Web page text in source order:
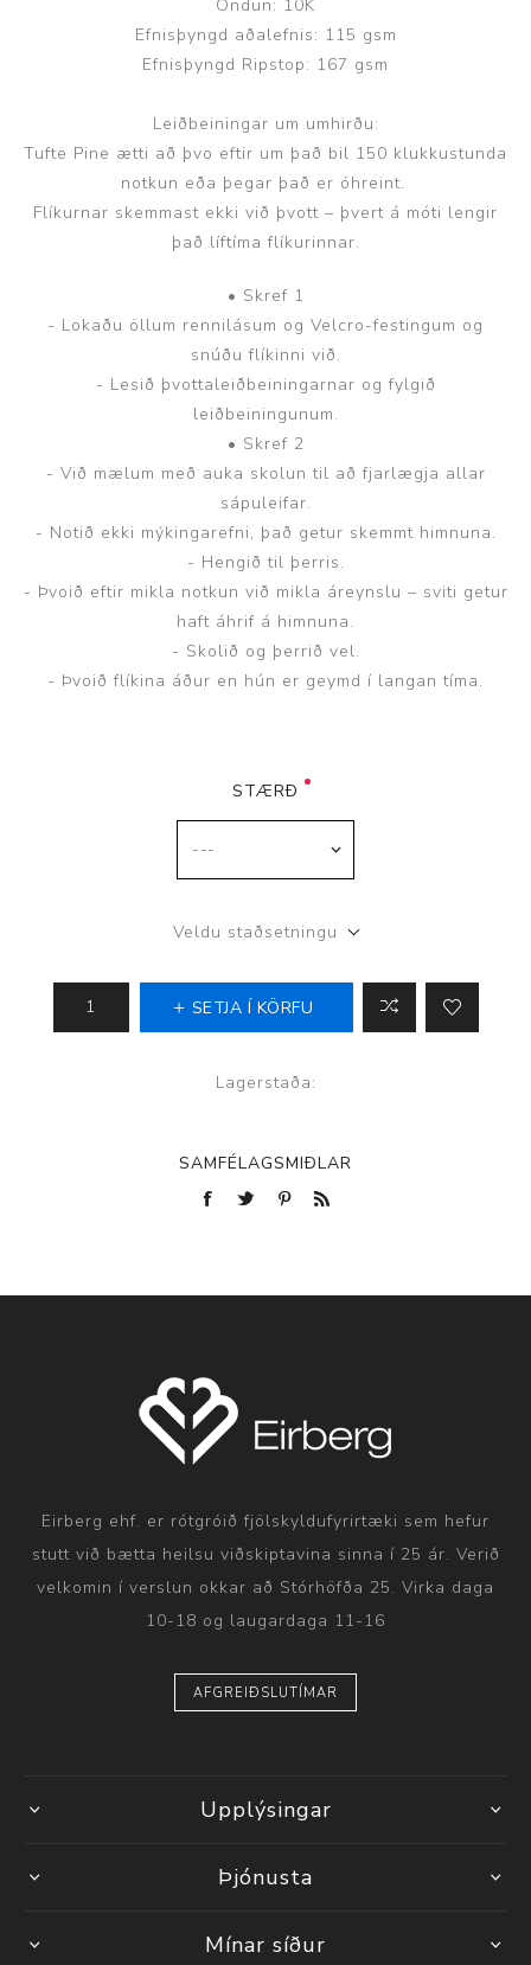
Öndun: 10K
Efnisþyngd aðalefnis: 115 gsm
Efnisþyngd Ripstop: 167 gsm
Leiðbeiningar um umhirðu:
Tufte Pine ætti að þvo eftir um það bil 150 klukkustunda
notkun eða þegar það er óhreint.
Flíkurnar skemmast ekki við þvott – þvert á móti lengir
það líftíma flíkurinnar.
• Skref 1
- Lokaðu öllum rennilásum og Velcro-festingum og
snúðu flíkinni við.
- Lesið þvottaleiðbeiningarnar og fylgið
leiðbeiningunum.
• Skref 2
- Við mælum með auka skolun til að fjarlægja allar
sápuleifar.
- Notið ekki mýkingarefni, það getur skemmt himnuna.
- Hengið til þerris.
- Þvoið eftir mikla notkun við mikla áreynslu – sviti getur
haft áhrif á himnuna.
- Skolið og þerrið vel.
- Þvoið flíkina áður en hún er geymd í langan tíma.
STÆRÐ
Veldu staðsetningu
SETJA Í KÖRFU
Lagerstaða:
SAMFÉLAGSMIÐLAR
Eirberg ehf. er rótgróið fjölskyldufyrirtæki sem hefur
stutt við bætta heilsu viðskiptavina sinna í 25 ár. Verið
velkomin í verslun okkar að Stórhöfða 25. Virka daga
10-18 og laugardaga 11-16
AFGREIÐSLUTÍMAR
Upplýsingar
Þjónusta
Mínar síður